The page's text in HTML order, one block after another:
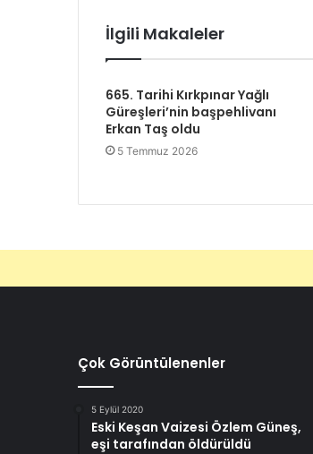
İlgili Makaleler
665. Tarihi Kırkpınar Yağlı
Güreşleri’nin başpehlivanı
Erkan Taş oldu
5 Temmuz 2026
Çok Görüntülenenler
5 Eylül 2020
Eski Keşan Vaizesi Özlem Güneş,
eşi tarafından öldürüldü